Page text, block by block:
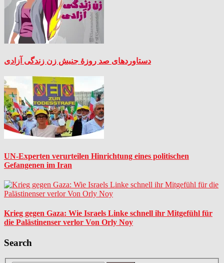
دستاوردهای صد روزۀ جنبش زن زندگی آزادی
UN-Experten verurteilen Hinrichtung eines politischen
Gefangenen im Iran
Krieg gegen Gaza: Wie Israels Linke schnell ihr Mitgefühl für
die Palästinenser verlor Von Orly Noy
Search